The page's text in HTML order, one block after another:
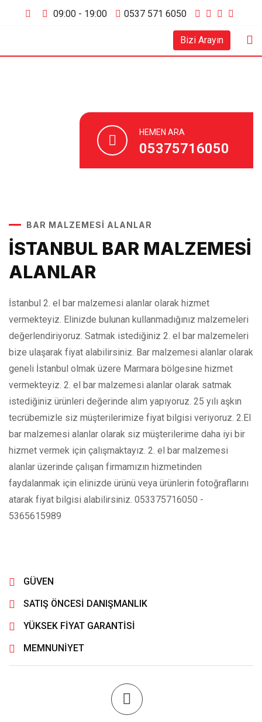
09:00 - 19:00 0537 571 6050
Bizi Arayın
HEMEN ARA
05375716050
BAR MALZEMESİ ALANLAR
İSTANBUL BAR MALZEMESİ
ALANLAR
İstanbul 2. el bar malzemesi alanlar olarak hizmet
vermekteyiz. Elinizde bulunan kullanmadığınız malzemeleri
değerlendiriyoruz. Satmak istediğiniz 2. el bar malzemeleri
bize ulaşarak fiyat alabilirsiniz. Bar malzemesi alanlar olarak
geneli İstanbul olmak üzere Marmara bölgesine hizmet
vermekteyiz. 2. el bar malzemesi alanlar olarak satmak
istediğiniz ürünleri değerinde alım yapıyoruz. 25 yılı aşkın
tecrübemizle siz müşterilerimize fiyat bilgisi veriyoruz. 2.El
bar malzemesi alanlar olarak siz müşterilerime daha iyi bir
hizmet vermek için çalışmaktayız. 2. el bar malzemesi
alanlar üzerinde çalışan firmamızın hizmetinden
faydalanmak için elinizde ürünü veya ürünlerin fotoğraflarını
atarak fiyat bilgisi alabilirsiniz. 053375716050 -
5365615989
GÜVEN
SATIŞ ÖNCESİ DANIŞMANLIK
YÜKSEK FİYAT GARANTİSİ
MEMNUNİYET